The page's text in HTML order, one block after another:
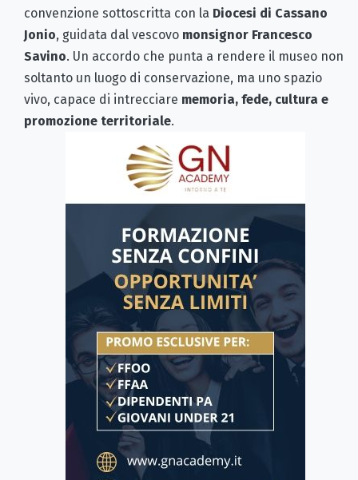
convenzione sottoscritta con la Diocesi di Cassano
Jonio, guidata dal vescovo monsignor Francesco
Savino. Un accordo che punta a rendere il museo non
soltanto un luogo di conservazione, ma uno spazio
vivo, capace di intrecciare memoria, fede, cultura e
promozione territoriale.